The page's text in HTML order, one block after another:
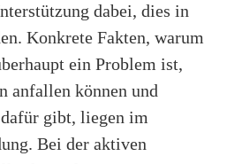
dabei, dies in
Konkrete Fakten, warum
ein Problem ist,
anfallen können und
gibt, liegen im
Bei der aktiven